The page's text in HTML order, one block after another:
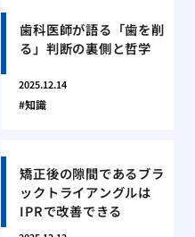
歯科医師が語る「歯を削
る」判断の裏側と哲学
2025.12.14
知識
矯正後の隙間であるブラ
ックトライアングルは
IPRで改善できる